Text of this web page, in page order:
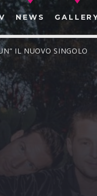
NEWS
IL NUOVO SINGOLO